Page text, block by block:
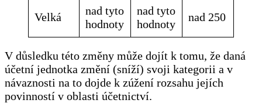
Velká
nad tyto
hodnoty
nad tyto
hodnoty
nad 250
V důsledku této změny může dojít k tomu, že daná
účetní jednotka změní (sníží) svoji kategorii a v
návaznosti na to dojde k zúžení rozsahu jejích
povinností v oblasti účetnictví.